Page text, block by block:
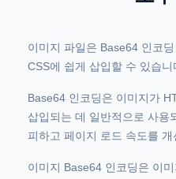
이미지 파일은 Base64 인코
CSS에 쉽게 삽입할 수 있습니
Base64 인코딩은 이미지가
삽입되는 데 일반적으로 사용
피하고 페이지 로드 속도를 개
이미지 Base64 인코딩은 이